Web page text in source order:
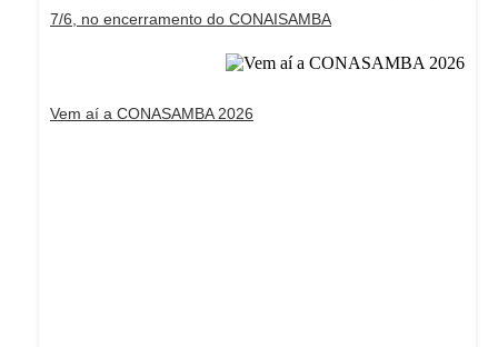
7/6, no encerramento do CONAISAMBA
Vem aí a CONASAMBA 2026